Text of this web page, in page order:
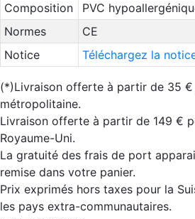
Composition
PVC
Normes
CE
Notice
Téléchargez la
(*)Livraison offerte à partir de 35 €
métropolitaine.
Livraison offerte à partir de 149 €
Royaume-Uni.
La gratuité des frais de port
remise dans votre panier.
Prix exprimés hors taxes pour la
les pays extra-communautaires.